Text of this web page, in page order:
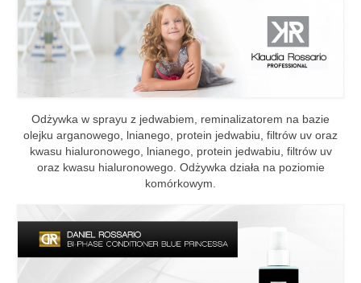
Odżywka w sprayu z jedwabiem, reminalizatorem na bazie
olejku arganowego, lnianego, protein jedwabiu, filtrów uv oraz
kwasu hialuronowego, lnianego, protein jedwabiu, filtrów uv
oraz kwasu hialuronowego. Odżywka działa na poziomie
komórkowym.